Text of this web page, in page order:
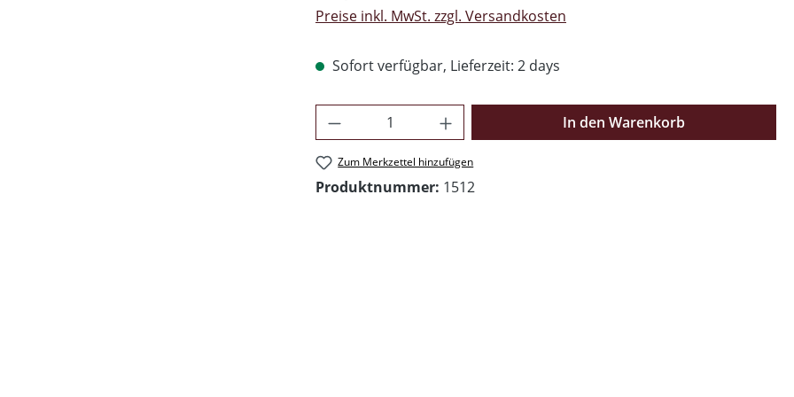
Preise inkl. MwSt. zzgl. Versandkosten
Sofort verfügbar, Lieferzeit: 2 days
Produkt Anzahl: Gib den gewünschten Wert
In den Warenkorb
Zum Merkzettel hinzufügen
Produktnummer: 1512